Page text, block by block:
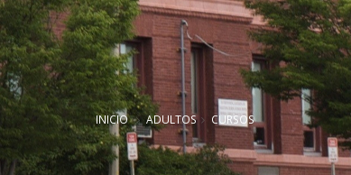
INICIO ADULTOS CURSOS